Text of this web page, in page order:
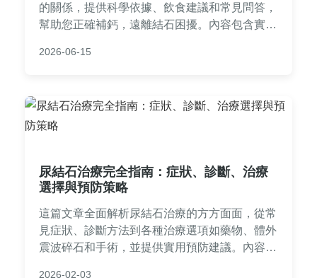
的關係，提供科學依據、飲食建議和常見問答，
幫助您正確補鈣，遠離結石困擾。內容包含實用
疑問。
2026-06-15
尿結石治療完全指南：症狀、診斷、治療
選擇與預防策略
這篇文章全面解析尿結石治療的方方面面，從常
見症狀、診斷方法到各種治療選項如藥物、體外
震波碎石和手術，並提供實用預防建議。內容包
2026-02-03